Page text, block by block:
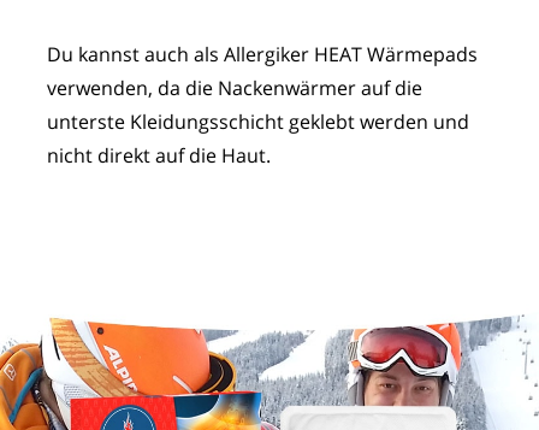
Du kannst auch als Allergiker HEAT Wärmepads
verwenden, da die Nackenwärmer auf die
unterste Kleidungsschicht geklebt werden und
nicht direkt auf die Haut.